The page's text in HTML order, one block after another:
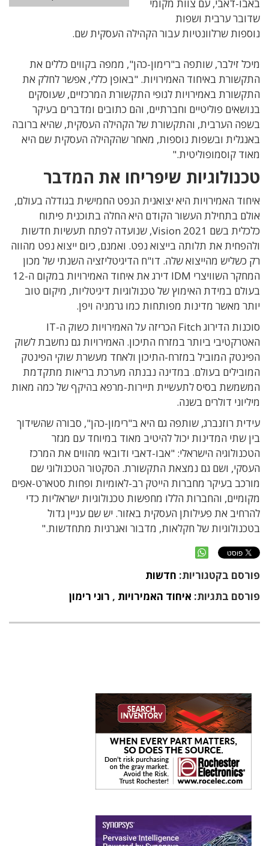
באבו-דאבי, עם צוות מקומי
שדובר ערבית ושפות
נוספות שרלוונטיות עבור הקהילה העסקית שם.
מיכל זילבר, שותפה ב"רימון-כהן", ממפה בקווים כללים את
התקשורת באיחוד האמירויות. "באופן כללי, אפשר לחלק את
התקשורת באמירויות לגופי התקשורת המרכזיים, שעוסקים
בנושאים פוליטיים וחברתיים, והם כתובים ומדברים בעיקר
בשפה הערבית, והתקשורת של הקהילה העסקית, שהיא ברובה
באנגלית ובשפות נוספות, מאחר שהקהילה העסקית שם היא
מאוד קוסמופוליטית."
טכנולוגיות שיפריחו את המדבר
איחוד האמירויות היא יצואנית הנפט החמישית בגודלה בעולם,
אולם בתחילת העשור הקודם היא החלה בתוכנית פיתוח
כלכלית בשם Vision 2021, שנועדה לפתח תעשיות חדשות
ולהפחית את תלותה בייצוא נפט. ואמנם, כיום ייצוא נפט מהווה
רק כשליש מהייצוא שלה. דו"ח הדיגיטליזציה השנתי של מכון
המחקר השוויצרי IDM דירג את איחוד האמירויות במקום ה-12
בעולם במידת האימוץ של טכנולוגיות דיגיטליות, מיקום טוב
יותר מאשר מדינות מפותחות כמו גרמניה ויפן.
סוכנות הדירוג Fitch הכריזה על האמירויות כשוק ה-IT
האטרקטיבי ביותר במזרח התיכון. האמירויות גם נחשבת לשוק
הפינטק המוביל במזרח-התיכון ולאחד מעשרת שוקי הפינטק
המובילים בעולם. במדינה נבנתה מערכת בריאות מתקדמת
המשמשת בסיס לתעשיית תיירות-מרפא בהיקף של כמה מאות
מיליוני דולרים בשנה.
עידית רוזנברג, שותפה גם היא ב"רימון-כהן", סבורה שהשידוך
בין שתי המדינות יכול להיטיב מאוד במיוחד עם מגזר
הטכנולוגיה הישראלי: "אבו-דאבי ודובאי מהווים את המרכז
העסקי, ושם גם נמצאת התקשורת. הסקטור הטכנולוגי שם
מורכב בעיקר מחברות הייטק רב-לאומיות ופחות סטארט-אפים
מקומיים, והחברות הללו מחפשות טכנולוגיות ישראליות כדי
להרחיב את פעילותן העסקית באזור. יש שם עניין גדול
בטכנולוגיות של חקלאות, מדבור ואנרגיות מתחדשות."
פורסם בקטגוריות: חדשות
פורסם בתגיות: איחוד האמירויות , רוני רימון